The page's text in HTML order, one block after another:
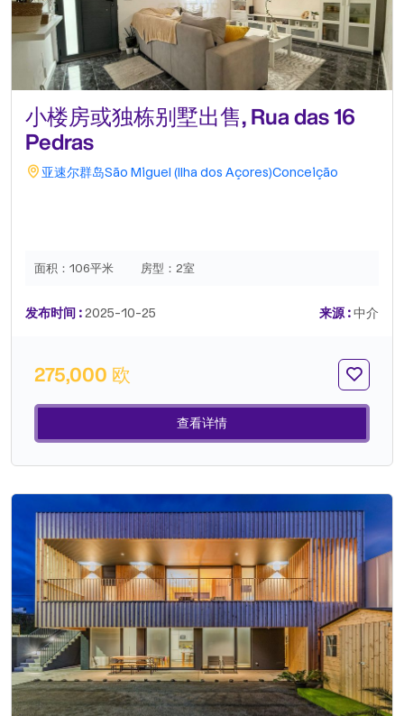
小楼房或独栋别墅出售, Rua das 16
Pedras
亚速尔群岛São Miguel (Ilha dos Açores)Conceição
面积： 106平米 房型： 2室
发布时间 :2025-10-25 来源 :中介
275,000 欧
查看详情